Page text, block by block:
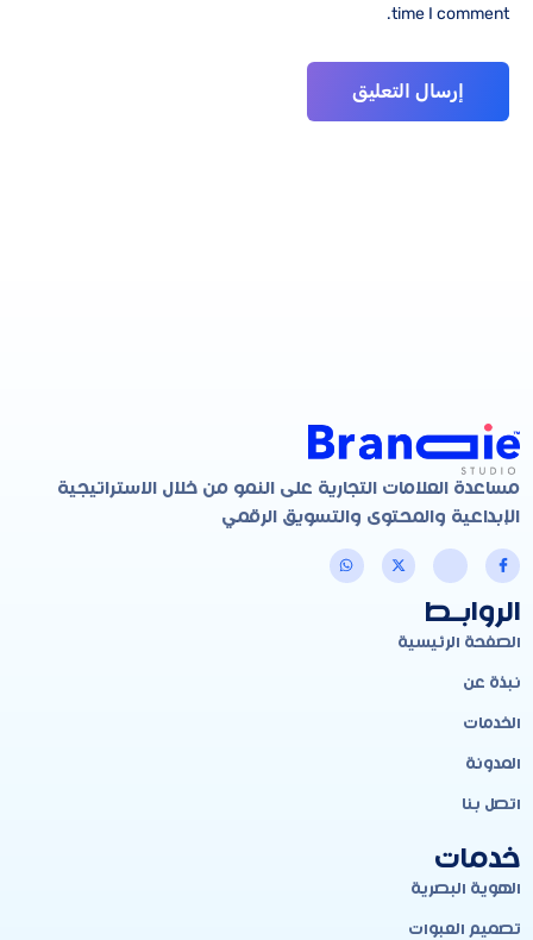
time I comment.
مساعدة العلامات التجارية على النمو من خلال الاستراتيجية
الإبداعية والمحتوى والتسويق الرقمي
الروابـط
الصفحة الرئيسية
نبذة عن
الخدمات
المدونة
اتصل بنا
خدمات
الهوية البصرية
تصميم العبوات